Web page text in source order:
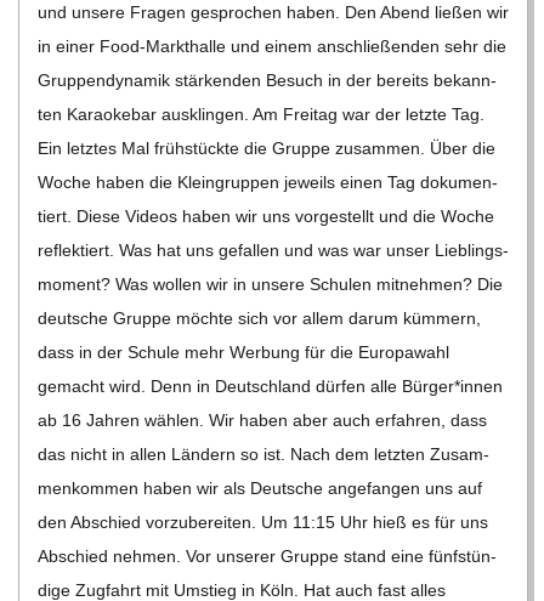
und unsere Fra­gen gespro­chen haben. Den Abend lie­ßen wir
in einer Food-Mark­t­halle und einem anschlie­ßen­den sehr die
Grup­pen­dy­na­mik stär­ken­den Besuch in der bereits bekann­
ten Karao­ke­bar aus­klin­gen. Am Frei­tag war der letzte Tag.
Ein letz­tes Mal früh­stückte die Gruppe zusam­men. Über die
Woche haben die Klein­grup­pen jeweils einen Tag doku­men­
tiert. Diese Videos haben wir uns vor­ge­stellt und die Woche
reflek­tiert. Was hat uns gefal­len und was war unser Lieb­lings­
mo­ment? Was wol­len wir in unsere Schu­len mit­neh­men? Die
deut­sche Gruppe möchte sich vor allem darum küm­mern,
dass in der Schule mehr Wer­bung für die Euro­pa­wahl
gemacht wird. Denn in Deutsch­land dür­fen alle Bürger*innen
ab 16 Jah­ren wäh­len. Wir haben aber auch erfah­ren, dass
das nicht in allen Län­dern so ist. Nach dem letz­ten Zusam­
men­kom­men haben wir als Deut­sche ange­fan­gen uns auf
den Abschied vor­zu­be­rei­ten. Um 11:15 Uhr hieß es für uns
Abschied neh­men. Vor unse­rer Gruppe stand eine fünf­stün­
dige Zug­fahrt mit Umstieg in Köln. Hat auch fast alles